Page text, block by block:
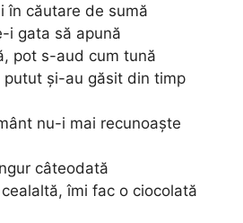
în căutare de sumă
i gata să apună
pot s-aud cum tună
și-au găsit din timp
nu-i mai recunoaște
câteodată
îmi fac o ciocolată